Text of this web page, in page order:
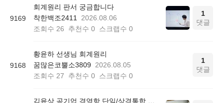
9169
회계원리 판서 궁금합니다
착한백조2411
2026.08.06
조회수 26 추천수 0 스크랩수 0
1
댓글
9168
황윤하 선생님 회계원리
꿈많은코뿔소3809
2026.08.05
조회수 27 추천수 0 스크랩수 0
1
댓글